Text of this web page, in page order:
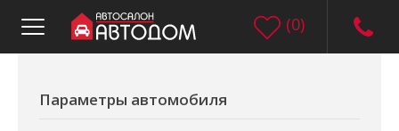
(0)
Параметры автомобиля